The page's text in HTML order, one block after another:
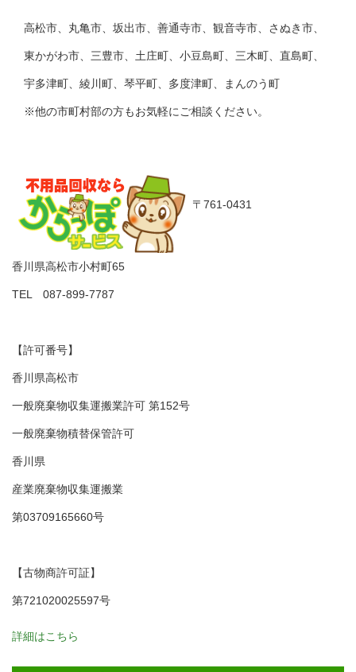
高松市、丸亀市、坂出市、善通寺市、観音寺市、さぬき市、
東かがわ市、三豊市、土庄町、小豆島町、三木町、直島町、
宇多津町、綾川町、琴平町、多度津町、まんのう町
※他の市町村部の方もお気軽にご相談ください。
〒761-0431
香川県高松市小村町65
TEL 087-899-7787
【許可番号】
香川県高松市
一般廃棄物収集運搬業許可 第152号
一般廃棄物積替保管許可
香川県
産業廃棄物収集運搬業
第03709165660号
【古物商許可証】
第721020025597号
詳細はこちら